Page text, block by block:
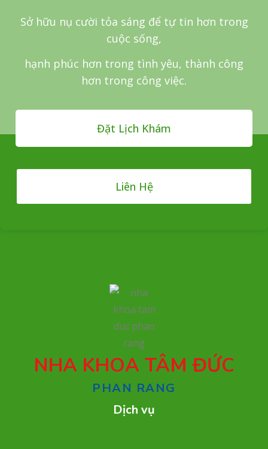
Sở hữu nụ cười tỏa sáng để tự tin hơn trong
cuộc sống,
hạnh phúc hơn trong tình yêu, thành công
hơn trong công việc.
Đặt Lịch Khám
Liên Hệ
NHA KHOA TÂM ĐỨC
PHAN RANG
Dịch vụ